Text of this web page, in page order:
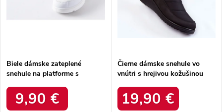
Biele dámske zateplené
snehule na platforme s
WHITE
9,90 €
Čierne dámske snehule vo
vnútri s hrejivou kožušinou
BLACK
19,90 €